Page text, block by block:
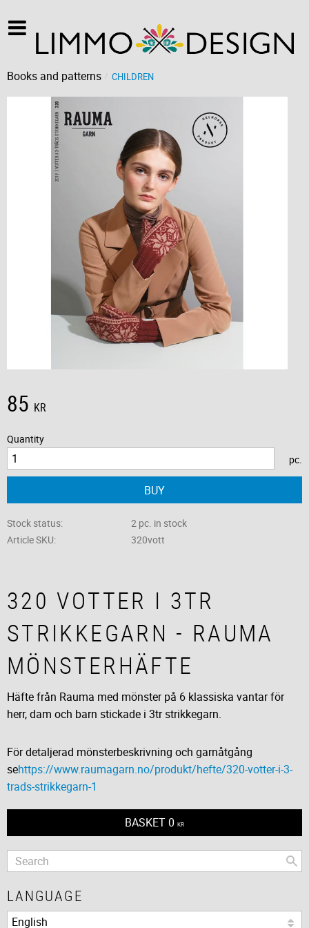
Books and patterns CHILDREN
85 KR
Quantity
pc.
BUY
Stock status
2 pc. in stock
Article SKU
320vott
320 VOTTER I 3TR
STRIKKEGARN - RAUMA
MÖNSTERHÄFTE
Häfte från Rauma med mönster på 6 klassiska vantar för
herr, dam och barn stickade i 3tr strikkegarn.
För detaljerad mönsterbeskrivning och garnåtgång
sehttps://www.raumagarn.no/produkt/hefte/320-votter-i-3-
trads-strikkegarn-1
BASKET 0 KR
LANGUAGE